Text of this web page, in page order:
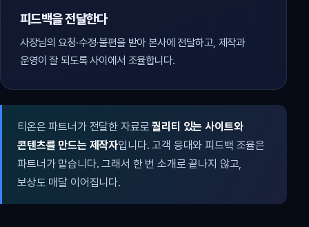
피드백을 전달한다
사장님의 요청·수정·불편을 받아 본사에 전달하고, 제작과
운영이 잘 되도록 사이에서 조율합니다.
티온은 파트너가 전달한 자료로퀄리티 있는 사이트와
콘텐츠를 만드는 제작자입니다. 고객 응대와 피드백 조율은
파트너가 맡습니다. 그래서 한 번 소개로 끝나지 않고,
보상도 매달 이어집니다.